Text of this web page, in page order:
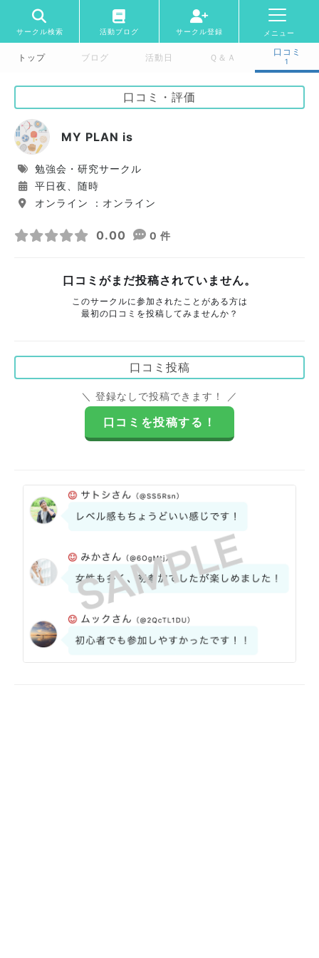
サークル検索 活動ブログ サークル登録 メニュー
トップ ブログ 活動日 Ｑ＆Ａ
口コミ
1
口コミ・評価
MY PLAN is
勉強会・研究サークル
平日夜、随時
オンライン ：オンライン
0.00 0 件
口コミがまだ投稿されていません。
このサークルに参加されたことがある方は
最初の口コミを投稿してみませんか？
口コミ投稿
＼ 登録なしで投稿できます！ ／
口コミを投稿する！